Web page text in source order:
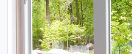
Skjutdörr.